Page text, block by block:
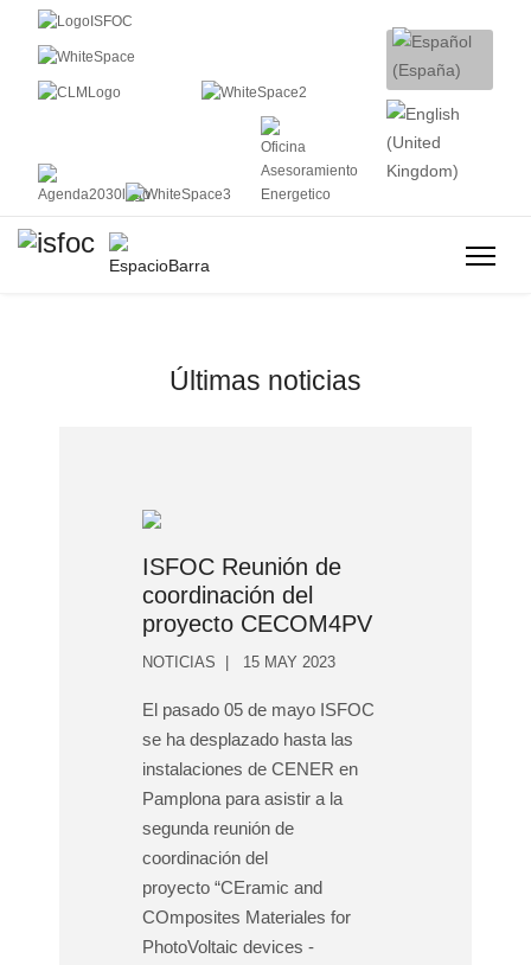
Últimas noticias
ISFOC Reunión de
coordinación del
proyecto CECOM4PV
NOTICIAS 15 MAY 2023
El pasado 05 de mayo ISFOC
se ha desplazado hasta las
instalaciones de CENER en
Pamplona para asistir a la
segunda reunión de
coordinación del
proyecto “CEramic and
COmposites Materiales for
PhotoVoltaic devices -